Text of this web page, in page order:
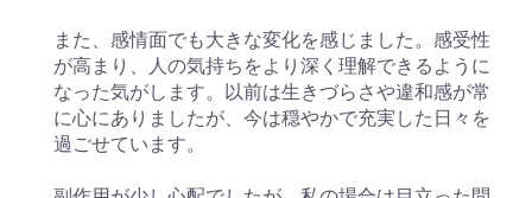
また、感情面でも大きな変化を感じました。感受性
が高まり、人の気持ちをより深く理解できるように
なった気がします。以前は生きづらさや違和感が常
に心にありましたが、今は穏やかで充実した日々を
過ごせています。